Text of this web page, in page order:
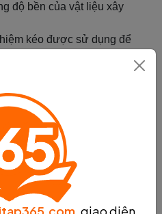
độ bền của vật liệu xây
kéo được sử dụng để
cần thiết để kéo vật liệu đến
nén được sử dụng để
khi đưa nó vào tình huống
cần thiết để nén vật liệu đến
uốn được sử dụng để
khi đưa nó vào tình huống
cần thiết để uốn vật liệu đến